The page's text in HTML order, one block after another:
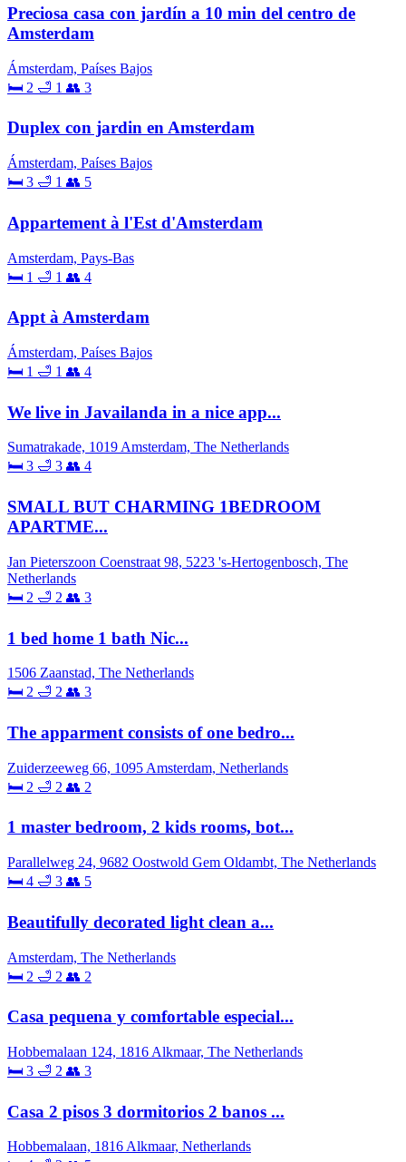
Preciosa casa con jardín a 10 min del centro de
Amsterdam
Ámsterdam, Países Bajos
🛏 2 🛁 1 👥 3
Duplex con jardin en Amsterdam
Ámsterdam, Países Bajos
🛏 3 🛁 1 👥 5
Appartement à l'Est d'Amsterdam
Amsterdam, Pays-Bas
🛏 1 🛁 1 👥 4
Appt à Amsterdam
Ámsterdam, Países Bajos
🛏 1 🛁 1 👥 4
We live in Javailanda in a nice app...
Sumatrakade, 1019 Amsterdam, The Netherlands
🛏 3 🛁 3 👥 4
SMALL BUT CHARMING 1BEDROOM
APARTME...
Jan Pieterszoon Coenstraat 98, 5223 's-Hertogenbosch, The
Netherlands
🛏 2 🛁 2 👥 3
1 bed home 1 bath Nic...
1506 Zaanstad, The Netherlands
🛏 2 🛁 2 👥 3
The apparment consists of one bedro...
Zuiderzeeweg 66, 1095 Amsterdam, Netherlands
🛏 2 🛁 2 👥 2
1 master bedroom, 2 kids rooms, bot...
Parallelweg 24, 9682 Oostwold Gem Oldambt, The Netherlands
🛏 4 🛁 3 👥 5
Beautifully decorated light clean a...
Amsterdam, The Netherlands
🛏 2 🛁 2 👥 2
Casa pequena y comfortable especial...
Hobbemalaan 124, 1816 Alkmaar, The Netherlands
🛏 3 🛁 2 👥 3
Casa 2 pisos 3 dormitorios 2 banos ...
Hobbemalaan, 1816 Alkmaar, Netherlands